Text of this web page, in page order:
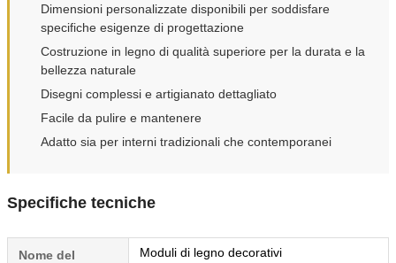
Dimensioni personalizzate disponibili per soddisfare
specifiche esigenze di progettazione
Costruzione in legno di qualità superiore per la durata e la
bellezza naturale
Disegni complessi e artigianato dettagliato
Facile da pulire e mantenere
Adatto sia per interni tradizionali che contemporanei
Specifiche tecniche
Nome del
Moduli di legno decorativi